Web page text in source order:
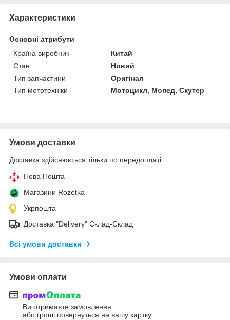
Характеристики
Основні атрибути
Країна виробник
Китай
Стан
Новий
Тип запчастини
Оригінал
Тип мототехніки
Мотоцикл, Мопед, Скутер
Умови доставки
Доставка здійснюється тільки по передоплаті.
Нова Пошта
Магазини Rozetka
Укрпошта
Доставка "Delivery" Склад-Склад
Всі умови доставки
Умови оплати
Ви отримаєте замовлення
або гроші повернуться на вашу картку